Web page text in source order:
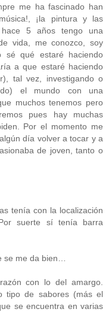
me ha fascinado han
¡la pintura y las
hace 5 años tengo una
vida, me conozco, soy
sé qué estaré haciendo
a que estaré haciendo
tal vez, investigando o
el mundo con una
muchos tenemos pero
pues hay muchas
Por el momento me
día volver a tocar y a
de joven, tanto o
tenía con la localización
suerte sí tenía barra
se me da bien…
con lo del amargo.
tipo de sabores (más el
se encuentra en varias